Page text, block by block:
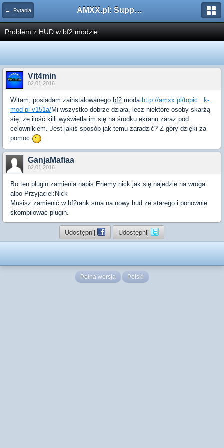
← Pytania AMXX.pl: Support AMX Mod X i SourceMod
Problem z HUD w bf2 modzie.
Vit4min
02.01.2016
Witam, posiadam zainstalowanego bf2 moda http://amxx.pl/topic...k-
mod-pl-v151a/Mi wszystko dobrze działa, lecz niektóre osoby skarżą
się, że ilość killi wyświetla im się na środku ekranu zaraz pod
celownikiem. Jest jakiś sposób jak temu zaradzić? Z góry dzięki za
pomoc
GanjaMafiaa
02.01.2016
Bo ten plugin zamienia napis Enemy:nick jak się najedzie na wroga
albo Przyjaciel:Nick
Musisz zamienić w bf2rank.sma na nowy hud ze starego i ponownie
skompilować plugin.
Udostępnij Udostępnij
Pełna wersja Polski